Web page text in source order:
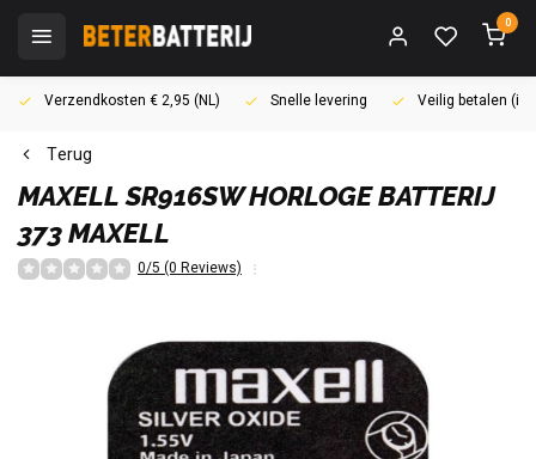
0
Verzendkosten € 2,95 (NL) Snelle levering Veilig betalen
Terug
MAXELL SR916SW HORLOGE BATTERIJ
373 MAXELL
0/5 (0 Reviews)